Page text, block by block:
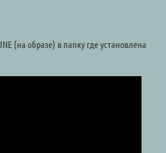
(на образе) в папку где установлена